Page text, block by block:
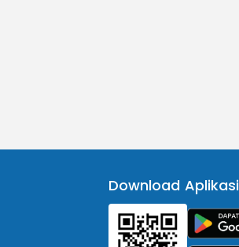
Download Aplikasi